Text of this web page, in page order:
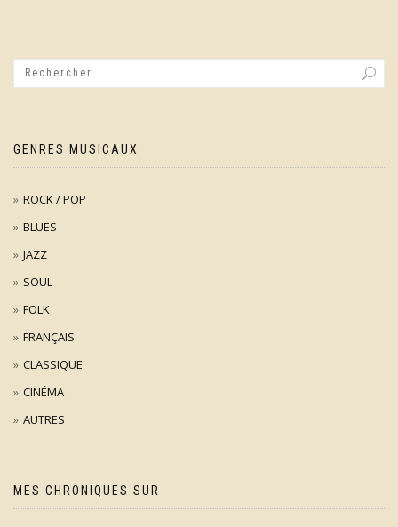
GENRES MUSICAUX
ROCK / POP
BLUES
JAZZ
SOUL
FOLK
FRANÇAIS
CLASSIQUE
CINÉMA
AUTRES
MES CHRONIQUES SUR